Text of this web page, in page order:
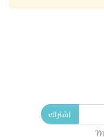
اشتراك